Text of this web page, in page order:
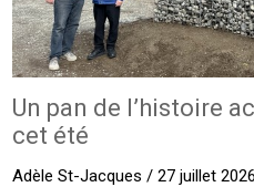
Un pan de l’histoire
cet été
Adèle St-Jacques / 27 juillet 2026